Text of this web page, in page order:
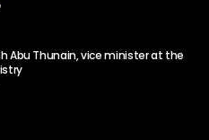
Abu Thunain, vice minister at the